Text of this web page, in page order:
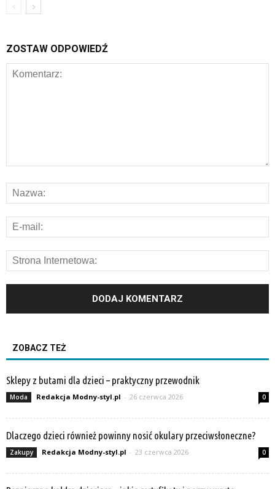
ZOSTAW ODPOWIEDŹ
ZOBACZ TEŻ
Sklepy z butami dla dzieci – praktyczny przewodnik
Moda Redakcja Modny-styl.pl - 26 czerwca 2026 0
Dlaczego dzieci również powinny nosić okulary przeciwsłoneczne?
Zakupy Redakcja Modny-styl.pl - 23 czerwca 2026 0